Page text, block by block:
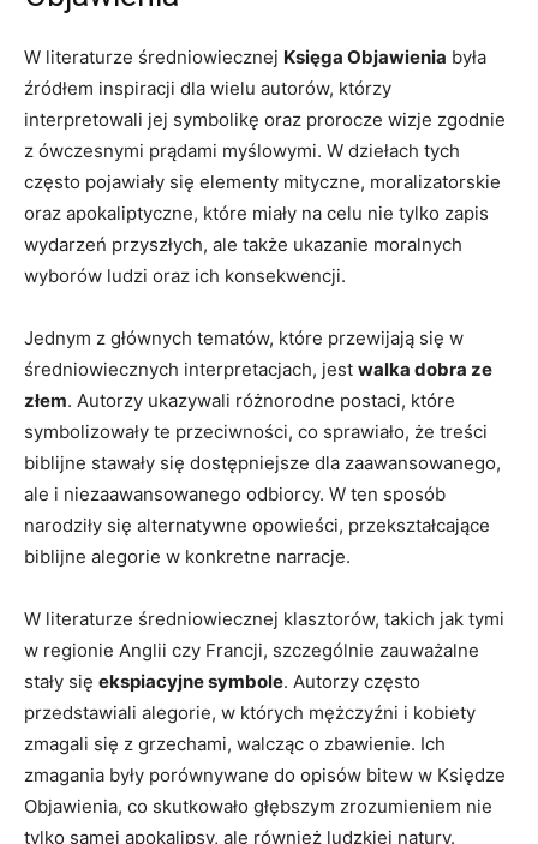
W literaturze średniowiecznej Księga Objawienia była
źródłem inspiracji dla wielu⁢ autorów, którzy
interpretowali jej symbolikę oraz prorocze wizje zgodnie⁤
z ówczesnymi prądami myślowymi. ⁤W ⁢dziełach‍ tych
często pojawiały się elementy mityczne, moralizatorskie
oraz apokaliptyczne, które miały na celu nie tylko zapis
wydarzeń przyszłych,⁢ ale także ukazanie⁤ moralnych
wyborów ludzi​ oraz ich konsekwencji.
Jednym z głównych tematów, które przewijają się w
średniowiecznych interpretacjach, jest walka dobra ze
złem. Autorzy ukazywali⁣ różnorodne postaci, które
symbolizowały te przeciwności, co sprawiało, że treści
biblijne stawały ⁣się dostępniejsze dla zaawansowanego,
ale i niezaawansowanego odbiorcy. W ten sposób
narodziły się alternatywne opowieści, przekształcające
biblijne alegorie w konkretne narracje.
W‌ literaturze średniowiecznej klasztorów, takich jak tymi
w regionie Anglii czy Francji, szczególnie zauważalne
stały się ekspiacyjne⁣ symbole. Autorzy często
przedstawiali alegorie,​ w których mężczyźni i kobiety
zmagali się z grzechami, walcząc o zbawienie. Ich
zmagania były porównywane do opisów bitew w Księdze
Objawienia, co skutkowało głębszym zrozumieniem nie
tylko samej apokalipsy, ale również ludzkiej natury.